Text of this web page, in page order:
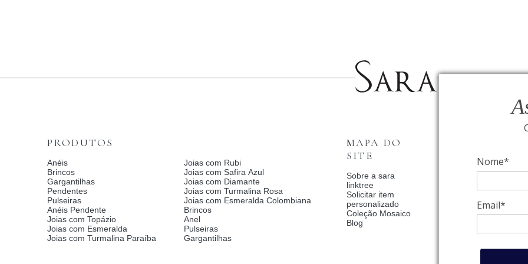
Nome*
Email*
Fale Conosco
Relógios BVLGARI
Condições de
Catalogo Dia Dos
Meus pedidos
MAPA DO
SITE
Sobre a sara
linktree
Solicitar item
personalizado
Blog
Coleção Mosaico
PRODUTOS
Anéis
Brincos
Gargantilhas
Pendentes
Pulseiras
Anéis Pendente
Joias com Topázio
Joias com Esmeralda
Joias com Turmalina Paraíba
Joias com Rubi
Joias com Safira Azul
Joias com Diamante
Joias com Turmalina Rosa
Joias com Esmeralda Colombiana
Brincos
Anel
Pulseiras
Gargantilhas